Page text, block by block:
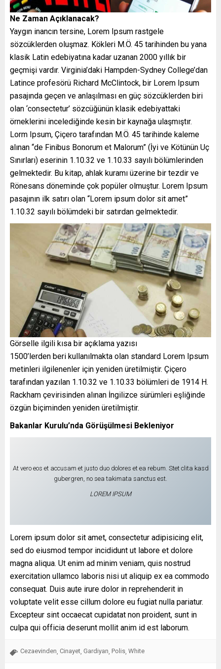
Ne Zaman Açıklanacak?
Yaygın inancın tersine, Lorem Ipsum rastgele
sözcüklerden oluşmaz. Kökleri M.Ö. 45 tarihinden bu yana
klasik Latin edebiyatına kadar uzanan 2000 yıllık bir
geçmişi vardır. Virginia’daki Hampden-Sydney College’dan
Latince profesörü Richard McClintock, bir Lorem Ipsum
pasajında geçen ve anlaşılması en güç sözcüklerden biri
olan ‘consectetur’ sözcüğünün klasik edebiyattaki
örneklerini incelediğinde kesin bir kaynağa ulaşmıştır.
Lorm Ipsum, Çiçero tarafından M.Ö. 45 tarihinde kaleme
alınan “de Finibus Bonorum et Malorum” (İyi ve Kötünün Uç
Sınırları) eserinin 1.10.32 ve 1.10.33 sayılı bölümlerinden
gelmektedir. Bu kitap, ahlak kuramı üzerine bir tezdir ve
Rönesans döneminde çok popüler olmuştur. Lorem Ipsum
pasajının ilk satırı olan “Lorem ipsum dolor sit amet”
1.10.32 sayılı bölümdeki bir satırdan gelmektedir.
Görselle ilgili kısa bir açıklama yazısı
1500’lerden beri kullanılmakta olan standard Lorem Ipsum
metinleri ilgilenenler için yeniden üretilmiştir. Çiçero
tarafından yazılan 1.10.32 ve 1.10.33 bölümleri de 1914 H.
Rackham çevirisinden alınan İngilizce sürümleri eşliğinde
özgün biçiminden yeniden üretilmiştir.
Bakanlar Kurulu’nda Görüşülmesi Bekleniyor
At vero eos et accusam et justo duo dolores et ea rebum. Stet clita kasd
gubergren, no sea takimata sanctus est.
LOREM IPSUM
Lorem ipsum dolor sit amet, consectetur adipisicing elit,
sed do eiusmod tempor incididunt ut labore et dolore
magna aliqua. Ut enim ad minim veniam, quis nostrud
exercitation ullamco laboris nisi ut aliquip ex ea commodo
consequat. Duis aute irure dolor in reprehenderit in
voluptate velit esse cillum dolore eu fugiat nulla pariatur.
Excepteur sint occaecat cupidatat non proident, sunt in
culpa qui officia deserunt mollit anim id est laborum.
Cezaevinden Cinayet Gardiyan Polis White